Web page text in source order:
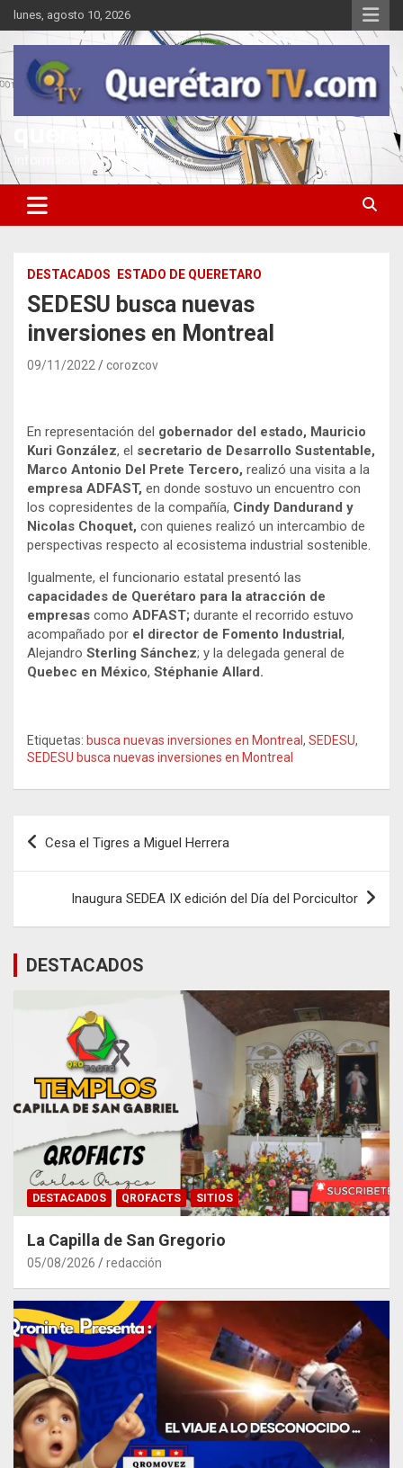
Saltar
al
contenido
lunes, agosto 10, 2026
queretarotv
Información y entretenimiento
DESTACADOS ESTADO DE QUERETARO
SEDESU busca nuevas
inversiones en Montreal
09/11/2022 corozcov
En representación del gobernador del estado, Mauricio
Kuri González, el secretario de Desarrollo Sustentable,
Marco Antonio Del Prete Tercero, realizó una visita a la
empresa ADFAST, en donde sostuvo un encuentro con
los copresidentes de la compañía, Cindy Dandurand y
Nicolas Choquet, con quienes realizó un intercambio de
perspectivas respecto al ecosistema industrial sostenible.
Igualmente, el funcionario estatal presentó las
capacidades de Querétaro para la atracción de
empresas como ADFAST; durante el recorrido estuvo
acompañado por el director de Fomento Industrial,
Alejandro Sterling Sánchez; y la delegada general de
Quebec en México, Stéphanie Allard.
Etiquetas: busca nuevas inversiones en Montreal , SEDESU,
SEDESU busca nuevas inversiones en Montreal
Navegación
entradas
Cesa el Tigres a Miguel Herrera
Inaugura SEDEA IX edición del Día del Porcicultor
DESTACADOS
DESTACADOS QROFACTS SITIOS
La Capilla de San Gregorio
05/08/2026 redacción